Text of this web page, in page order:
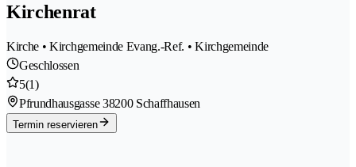
Kirchenrat
Kirche • Kirchgemeinde Evang.-Ref. • Kirchgemeinde
Geschlossen
5(1)
Pfrundhausgasse 38200 Schaffhausen
Termin reservieren